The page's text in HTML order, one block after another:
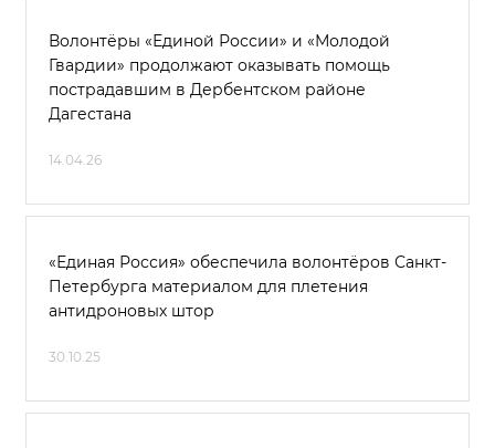
Волонтёры «Единой России» и «Молодой
Гвардии» продолжают оказывать помощь
пострадавшим в Дербентском районе
Дагестана
14.04.26
«Единая Россия» обеспечила волонтёров Санкт-
Петербурга материалом для плетения
антидроновых штор
30.10.25